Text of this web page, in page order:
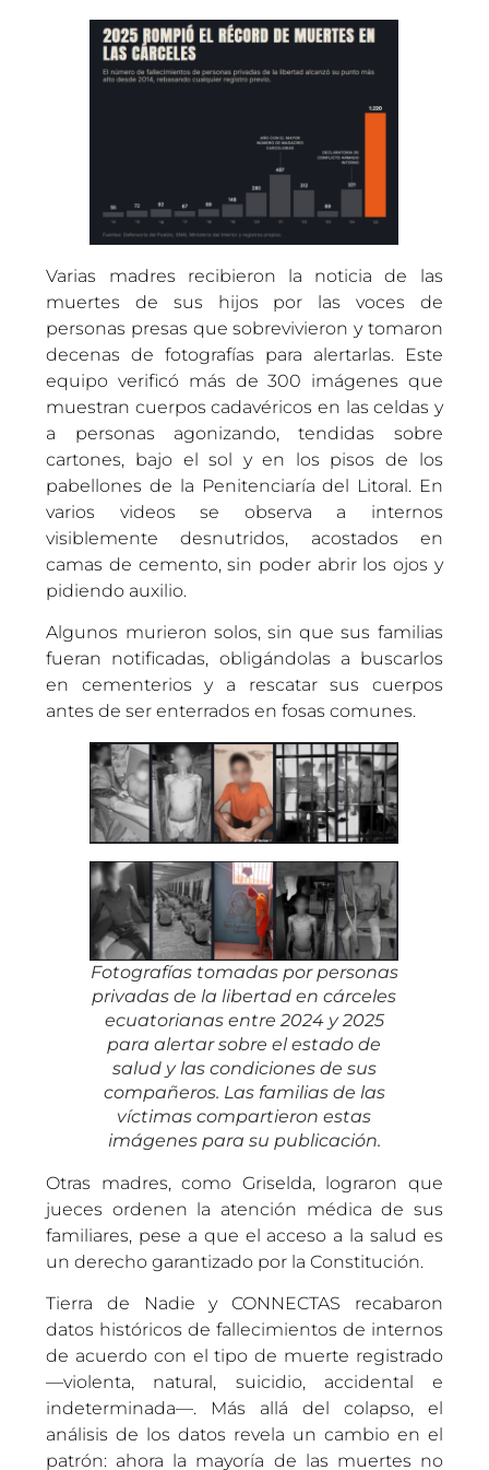
Varias madres recibieron la noticia de las
muertes de sus hijos por las voces de
personas presas que sobrevivieron y tomaron
decenas de fotografías para alertarlas. Este
equipo verificó más de 300 imágenes que
muestran cuerpos cadavéricos en las celdas y
a personas agonizando, tendidas sobre
cartones, bajo el sol y en los pisos de los
pabellones de la Penitenciaría del Litoral. En
varios videos se observa a internos
visiblemente desnutridos, acostados en
camas de cemento, sin poder abrir los ojos y
pidiendo auxilio.
Algunos murieron solos, sin que sus familias
fueran notificadas, obligándolas a buscarlos
en cementerios y a rescatar sus cuerpos
antes de ser enterrados en fosas comunes.
Fotografías tomadas por personas
privadas de la libertad en cárceles
ecuatorianas entre 2024 y 2025
para alertar sobre el estado de
salud y las condiciones de sus
compañeros. Las familias de las
víctimas compartieron estas
imágenes para su publicación.
Otras madres, como Griselda, lograron que
jueces ordenen la atención médica de sus
familiares, pese a que el acceso a la salud es
un derecho garantizado por la Constitución.
Tierra de Nadie y CONNECTAS recabaron
datos históricos de fallecimientos de internos
de acuerdo con el tipo de muerte registrado
—violenta, natural, suicidio, accidental e
indeterminada—. Más allá del colapso, el
análisis de los datos revela un cambio en el
patrón: ahora la mayoría de las muertes no